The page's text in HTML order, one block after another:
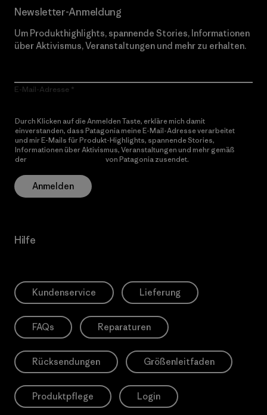
Newsletter-Anmeldung
Um Produkthighlights, spannende Stories, Informationen
über Aktivismus, Veranstaltungen und mehr zu erhalten.
E-Mail-Adresse
Durch Klicken auf die Anmelden Taste, erkläre mich damit
einverstanden, dass Patagonia meine E-Mail-Adresse verarbeitet
und mir E-Mails für Produkt-Highlights, spannende Stories,
Informationen über Aktivismus, Veranstaltungen und mehr gemäß
der
von Patagonia zusendet.
Anmelden
Hilfe
Kundenservice Lieferung
FAQs Reparaturen
Rücksendungen Größenleitfaden
Produktpflege Login